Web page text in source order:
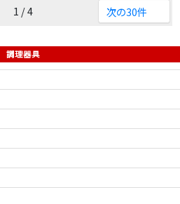
1 / 4 次の30件
調理器具